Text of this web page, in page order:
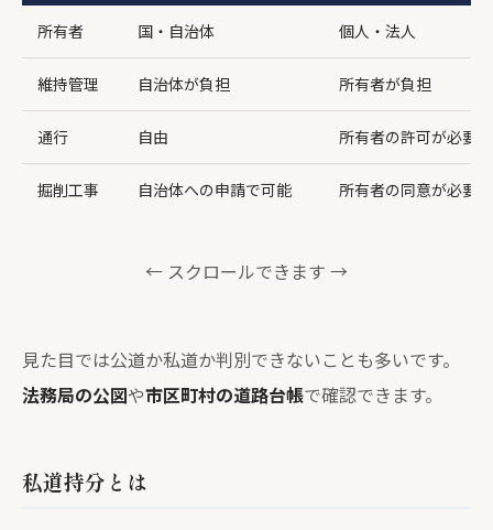
所有者 国・自治体 個人・法人
維持管理 自治体が負担 所有者が負担
通行 自由 所有者の許可が必要
掘削工事 自治体への申請で可能 所有者の同意が必要
← スクロールできます →
見た目では公道か私道か判別できないことも多いです。
法務局の公図や市区町村の道路台帳で確認できます。
私道持分とは